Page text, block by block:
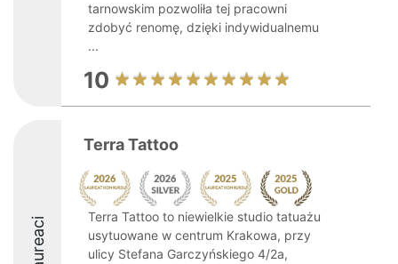
tarnowskim pozwoliła tej pracowni
zdobyć renomę, dzięki indywidualnemu
...
10
Laureaci
Terra Tattoo
Terra Tattoo to niewielkie studio tatuażu
usytuowane w centrum Krakowa, przy
ulicy Stefana Garczyńskiego 4/2a,